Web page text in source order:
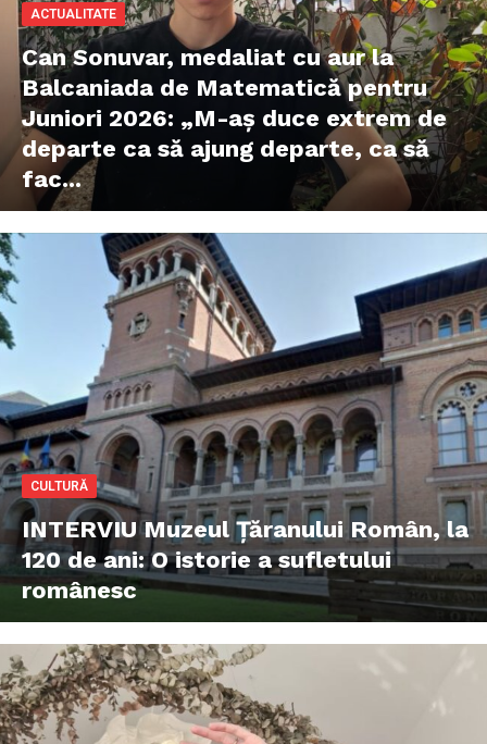
ACTUALITATE
Can Sonuvar, medaliat cu aur la
Balcaniada de Matematică pentru
Juniori 2026: „M-aș duce extrem de
departe ca să ajung departe, ca să
fac...
CULTURĂ
INTERVIU Muzeul Țăranului Român, la
120 de ani: O istorie a sufletului
românesc